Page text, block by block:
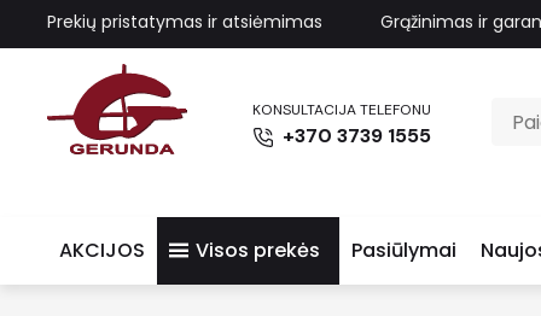
Prekių pristatymas ir atsiėmimas Grąžinimas ir
KONSULTACIJA TELEFONU
+370 3739 1555
AKCIJOS Visos prekės Pasiūlymai